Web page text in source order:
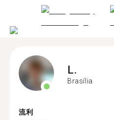
L.
Brasília
流利